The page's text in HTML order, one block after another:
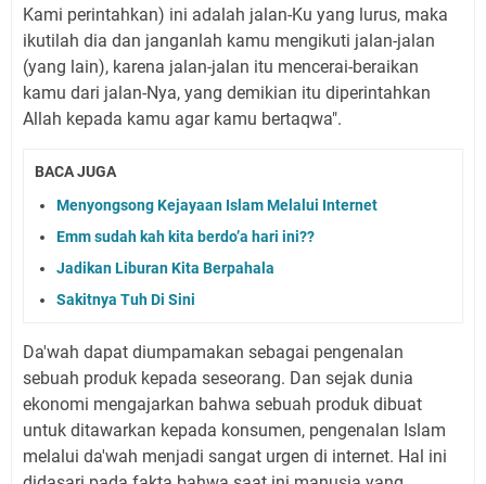
Kami perintahkan) ini adalah jalan-Ku yang lurus, maka
ikutilah dia dan janganlah kamu mengikuti jalan-jalan
(yang lain), karena jalan-jalan itu mencerai-beraikan
kamu dari jalan-Nya, yang demikian itu diperintahkan
Allah kepada kamu agar kamu bertaqwa".
BACA JUGA
Menyongsong Kejayaan Islam Melalui Internet
Emm sudah kah kita berdo’a hari ini??
Jadikan Liburan Kita Berpahala
Sakitnya Tuh Di Sini
Da'wah dapat diumpamakan sebagai pengenalan
sebuah produk kepada seseorang. Dan sejak dunia
ekonomi mengajarkan bahwa sebuah produk dibuat
untuk ditawarkan kepada konsumen, pengenalan Islam
melalui da'wah menjadi sangat urgen di internet. Hal ini